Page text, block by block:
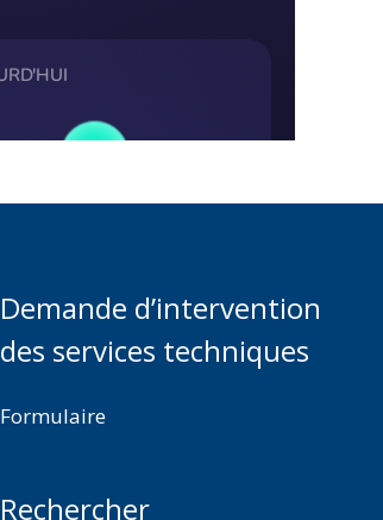
Demande d’intervention
des services techniques
Formulaire
Rechercher